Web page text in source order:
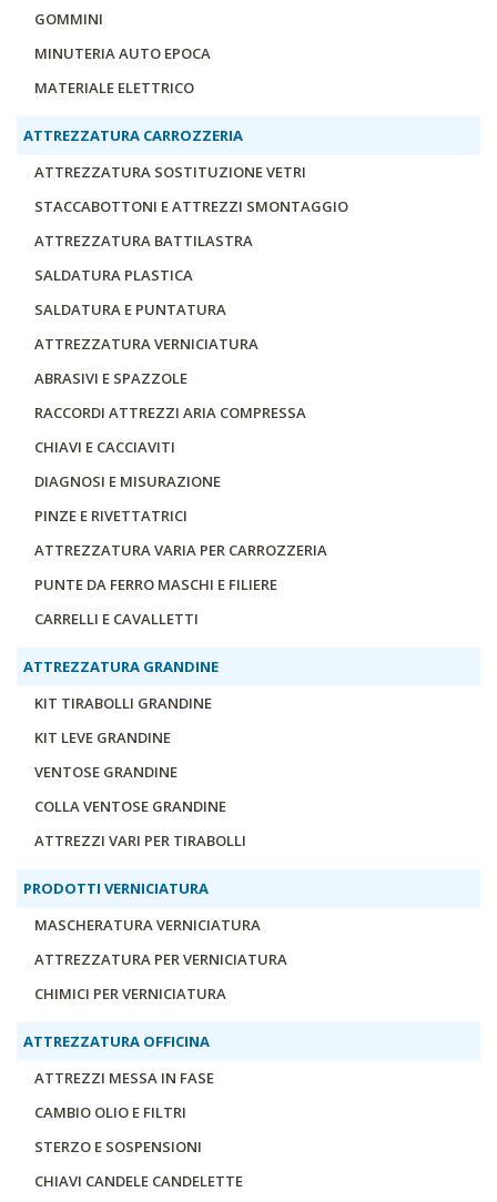
GOMMINI
MINUTERIA AUTO EPOCA
MATERIALE ELETTRICO
ATTREZZATURA CARROZZERIA
ATTREZZATURA SOSTITUZIONE VETRI
STACCABOTTONI E ATTREZZI SMONTAGGIO
ATTREZZATURA BATTILASTRA
SALDATURA PLASTICA
SALDATURA E PUNTATURA
ATTREZZATURA VERNICIATURA
ABRASIVI E SPAZZOLE
RACCORDI ATTREZZI ARIA COMPRESSA
CHIAVI E CACCIAVITI
DIAGNOSI E MISURAZIONE
PINZE E RIVETTATRICI
ATTREZZATURA VARIA PER CARROZZERIA
PUNTE DA FERRO MASCHI E FILIERE
CARRELLI E CAVALLETTI
ATTREZZATURA GRANDINE
KIT TIRABOLLI GRANDINE
KIT LEVE GRANDINE
VENTOSE GRANDINE
COLLA VENTOSE GRANDINE
ATTREZZI VARI PER TIRABOLLI
PRODOTTI VERNICIATURA
MASCHERATURA VERNICIATURA
ATTREZZATURA PER VERNICIATURA
CHIMICI PER VERNICIATURA
ATTREZZATURA OFFICINA
ATTREZZI MESSA IN FASE
CAMBIO OLIO E FILTRI
STERZO E SOSPENSIONI
CHIAVI CANDELE CANDELETTE